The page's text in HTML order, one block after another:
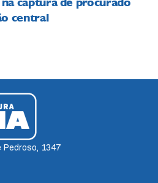
central
Pedroso, 1347